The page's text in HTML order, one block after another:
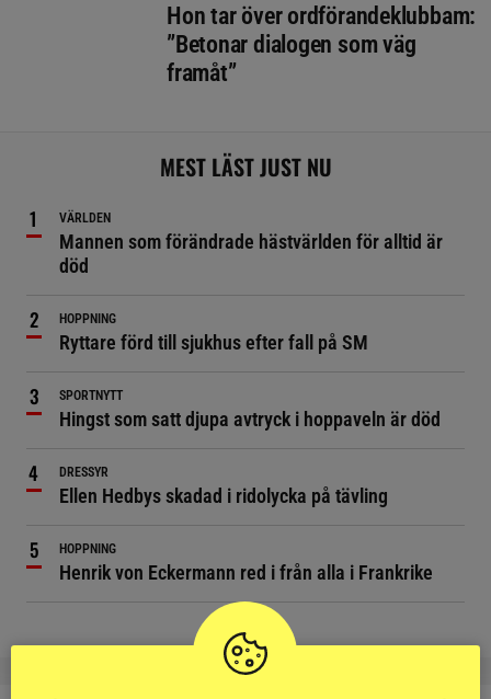
Hon tar över ordförandeklubbam:
”Betonar dialogen som väg
framåt”
MEST LÄST JUST NU
VÄRLDEN
Mannen som förändrade hästvärlden för alltid är
död
HOPPNING
Ryttare förd till sjukhus efter fall på SM
SPORTNYTT
Hingst som satt djupa avtryck i hoppaveln är död
DRESSYR
Ellen Hedbys skadad i ridolycka på tävling
HOPPNING
Henrik von Eckermann red i från alla i Frankrike